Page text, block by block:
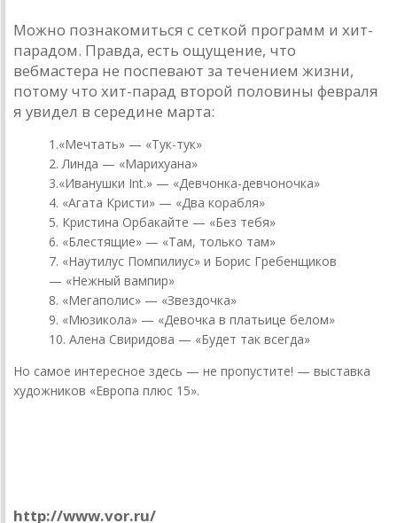
Можно познакомиться с сеткой программ и хит-
парадом. Правда, есть ощущение, что
вебмастера не поспевают за течением жизни,
потому что хит-парад второй половины февраля
я увидел в середине марта:
1.«Мечтать» — «Тук-тук»
2. Линда — «Марихуана»
3.«Иванушки Int.» — «Девчонка-девчоночка»
4. «Агата Кристи» — «Два корабля»
5. Кристина Орбакайте — «Без тебя»
6. «Блестящие» — «Там, только там»
7. «Наутилус Помпилиус» и Борис Гребенщиков
— «Нежный вампир»
8. «Мегаполис» — «Звездочка»
9. «Мюзикола» — «Девочка в платьице белом»
10. Алена Свиридова — «Будет так всегда»
Но самое интересное здесь — не пропустите! — выставка
художников «Европа плюс 15».
http://www.vor.ru/